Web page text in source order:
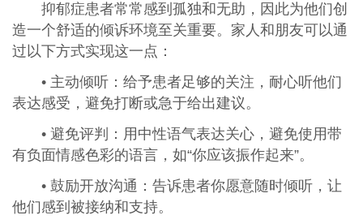
抑郁症患者常常感到孤独和无助，因此为他们创
造一个舒适的倾诉环境至关重要。家人和朋友可以通
过以下方式实现这一点：
• 主动倾听：给予患者足够的关注，耐心听他们
表达感受，避免打断或急于给出建议。
• 避免评判：用中性语气表达关心，避免使用带
有负面情感色彩的语言，如“你应该振作起来”。
• 鼓励开放沟通：告诉患者你愿意随时倾听，让
他们感到被接纳和支持。